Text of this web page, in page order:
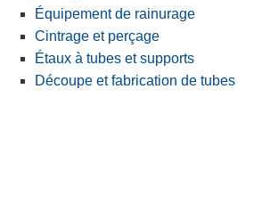
Équipement de rainurage
Cintrage et perçage
Étaux à tubes et supports
Découpe et fabrication de tubes